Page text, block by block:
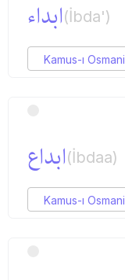
ابداء(İbda')
Kamus-ı Osmani
ابداع(İbdaa)
Kamus-ı Osmani